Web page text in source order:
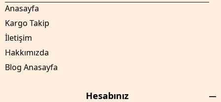
Anasayfa
Kargo Takip
İletişim
Hakkımızda
Blog Anasayfa
Hesabınız